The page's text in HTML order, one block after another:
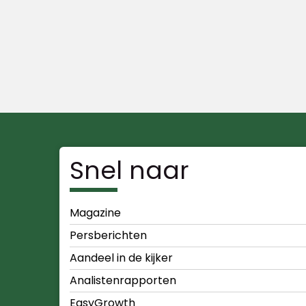
Snel naar
Magazine
Persberichten
Aandeel in de kijker
Analistenrapporten